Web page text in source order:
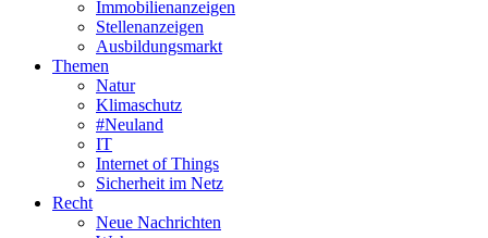
Immobilienanzeigen
Stellenanzeigen
Ausbildungsmarkt
Themen
Natur
Klimaschutz
#Neuland
IT
Internet of Things
Sicherheit im Netz
Recht
Neue Nachrichten